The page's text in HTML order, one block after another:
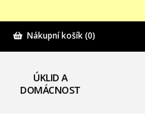
Nákupní košík(0)
ÚKLID A
DOMÁCNOST